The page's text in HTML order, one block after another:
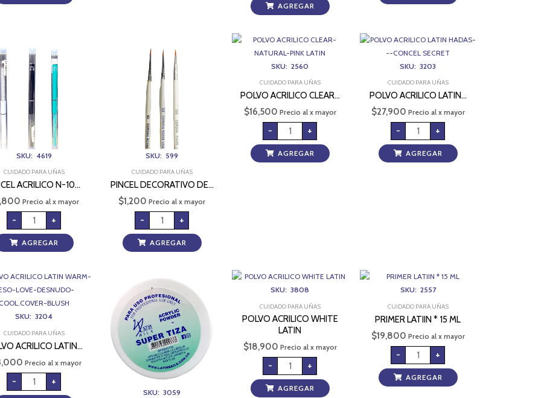
AGREGAR
SKU: 4619
CUIDADO PARA UÑAS
ACRILICO N-10…
Precio al x mayor
-
N-
PERLAS
REF
DN
953
cantidad
+
AGREGAR
SKU: 599
CUIDADO PARA UÑAS
PINCEL DECORATIVO DE…
$1,200 Precio al x mayor
-
DE
UÑAS
000
REF:0492
cantidad
+
AGREGAR
SKU: 2560
CUIDADO PARA UÑAS
POLVO ACRILICO CLEAR…
$16,500 Precio al x mayor
-
POLVO
ACRILICO
CLEAR-
NATURAL-
PINK
LATIN
cantidad
+
AGREGAR
SKU: 3203
CUIDADO PARA UÑAS
POLVO ACRILICO LATIN…
$27,900 Precio al x mayor
-
POLVO
ACRILICO
LATIN
HADAS-
-
-
CONCEL
SECRET
cantidad
+
AGREGAR
SKU: 3204
CUIDADO PARA UÑAS
ACRILICO LATIN…
Precio al x mayor
-
POLVO
ACRILICO
LATIN
WARM-
BESO-
DESNUDO-
BLUSH
cantidad
+
SKU: 3059
ACRILICO
SUPER
TIZA
LATIN
cantidad
SKU: 3808
CUIDADO PARA UÑAS
POLVO ACRILICO WHITE
LATIN
$18,900 Precio al x mayor
-
POLVO
ACRILICO
WHITE
LATIN
+
AGREGAR
SKU: 2557
CUIDADO PARA UÑAS
PRIMER LATIIN * 15 ML
$19,800 Precio al x mayor
-
PRIMER
LATIIN
*
15
cantidad
+
AGREGAR